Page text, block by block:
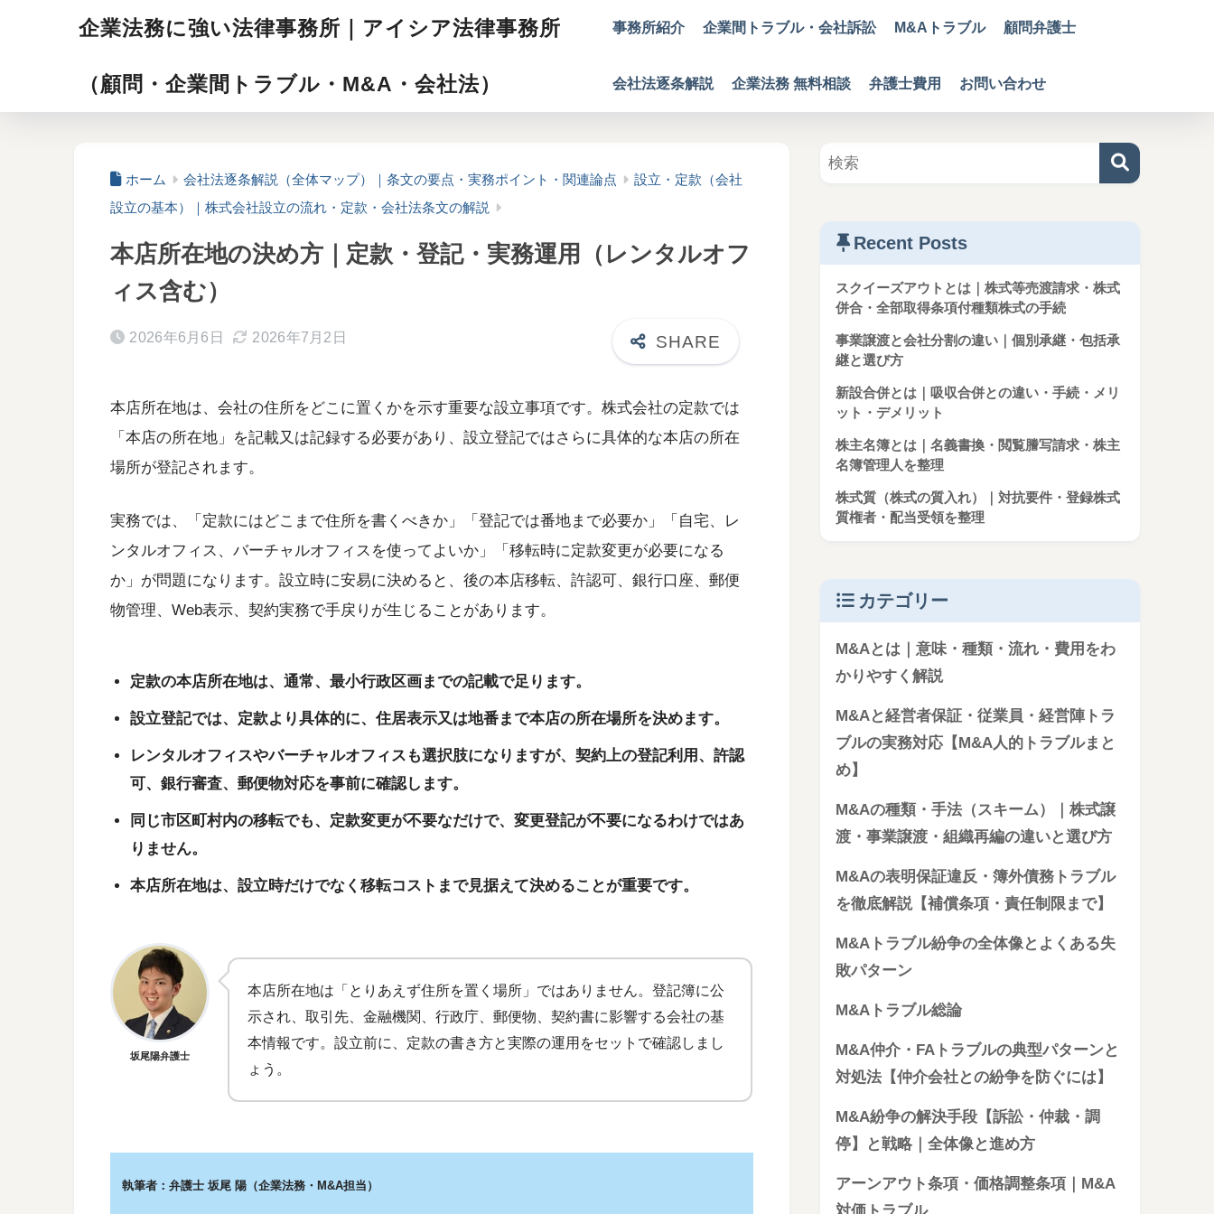
企業法務に強い法律事務所｜アイシア法律事務所
（顧問・企業間トラブル・M&A・会社法）
事務所紹介 企業間トラブル・会社訴訟 M&Aトラブル 顧問弁護士
会社法逐条解説 企業法務 無料相談 弁護士費用 お問い合わせ
ホーム 会社法逐条解説（全体マップ）｜条文の要点・実務ポイント・関連論点
設立・定款（会社
設立の基本）｜株式会社設立の流れ・定款・会社法条文の解説
本店所在地の決め方｜定款・登記・実務運用（レンタルオフ
ィス含む）
2026年6月6日 2026年7月2日
本店所在地は、会社の住所をどこに置くかを示す重要な設立事項です。株式会社の定款では
「本店の所在地」を記載又は記録する必要があり、設立登記ではさらに具体的な本店の所在
場所が登記されます。
実務では、「定款にはどこまで住所を書くべきか」「登記では番地まで必要か」「自宅、レ
ンタルオフィス、バーチャルオフィスを使ってよいか」「移転時に定款変更が必要になる
か」が問題になります。設立時に安易に決めると、後の本店移転、許認可、銀行口座、郵便
物管理、Web表示、契約実務で手戻りが生じることがあります。
定款の本店所在地は、通常、最小行政区画までの記載で足ります。
設立登記では、定款より具体的に、住居表示又は地番まで本店の所在場所を決めます。
レンタルオフィスやバーチャルオフィスも選択肢になりますが、契約上の登記利用、許認
可、銀行審査、郵便物対応を事前に確認します。
同じ市区町村内の移転でも、定款変更が不要なだけで、変更登記が不要になるわけではあ
りません。
本店所在地は、設立時だけでなく移転コストまで見据えて決めることが重要です。
坂尾陽弁護士
本店所在地は「とりあえず住所を置く場所」ではありません。登記簿に公
示され、取引先、金融機関、行政庁、郵便物、契約書に影響する会社の基
本情報です。設立前に、定款の書き方と実際の運用をセットで確認しまし
ょう。
執筆者：弁護士 坂尾 陽（企業法務・M&A担当）
Recent Posts
スクイーズアウトとは｜株式等売渡請求・株式
併合・全部取得条項付種類株式の手続
事業譲渡と会社分割の違い｜個別承継・包括承
継と選び方
新設合併とは｜吸収合併との違い・手続・メリ
ット・デメリット
株主名簿とは｜名義書換・閲覧謄写請求・株主
名簿管理人を整理
株式質（株式の質入れ）｜対抗要件・登録株式
質権者・配当受領を整理
カテゴリー
M&Aとは｜意味・種類・流れ・費用をわ
かりやすく解説
M&Aと経営者保証・従業員・経営陣トラ
ブルの実務対応【M&A人的トラブルまと
め】
M&Aの種類・手法（スキーム）｜株式譲
渡・事業譲渡・組織再編の違いと選び方
M&Aの表明保証違反・簿外債務トラブル
を徹底解説【補償条項・責任制限まで】
M&Aトラブル紛争の全体像とよくある失
敗パターン
M&Aトラブル総論
M&A仲介・FAトラブルの典型パターンと
対処法【仲介会社との紛争を防ぐには】
M&A紛争の解決手段【訴訟・仲裁・調
停】と戦略｜全体像と進め方
アーンアウト条項・価格調整条項｜M&A